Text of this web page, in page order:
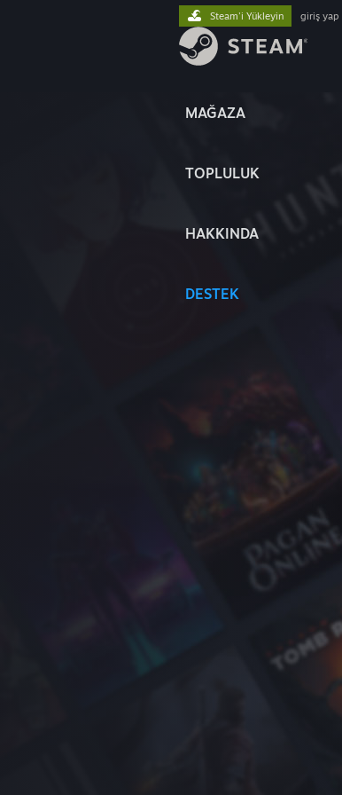
MAĞAZA
TOPLULUK
HAKKINDA
DESTEK
Steam'i Yükleyin giriş yap